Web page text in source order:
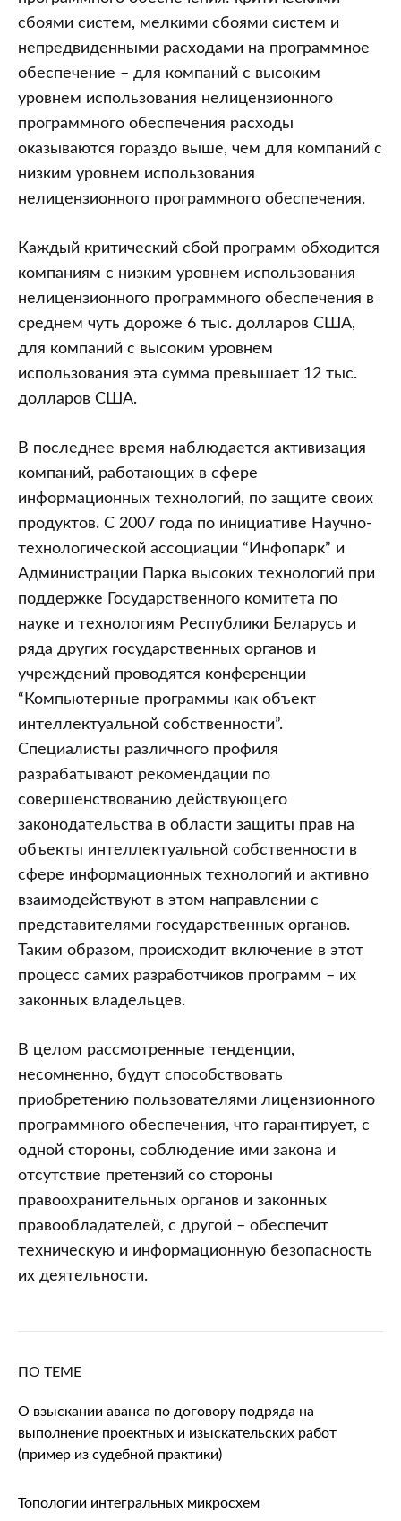
сбоями систем, мелкими сбоями систем и
непредвиденными расходами на программное
обеспечение – для компаний с высоким
уровнем использования нелицензионного
программного обеспечения расходы
оказываются гораздо выше, чем для компаний с
низким уровнем использования
нелицензионного программного обеспечения.
Каждый критический сбой программ обходится
компаниям с низким уровнем использования
нелицензионного программного обеспечения в
среднем чуть дороже 6 тыс. долларов США,
для компаний с высоким уровнем
использования эта сумма превышает 12 тыс.
долларов США.
В последнее время наблюдается активизация
компаний, работающих в сфере
информационных технологий, по защите своих
продуктов. С 2007 года по инициативе Научно-
технологической ассоциации “Инфопарк” и
Администрации Парка высоких технологий при
поддержке Государственного комитета по
науке и технологиям Республики Беларусь и
ряда других государственных органов и
учреждений проводятся конференции
“Компьютерные программы как объект
интеллектуальной собственности”.
Специалисты различного профиля
разрабатывают рекомендации по
совершенствованию действующего
законодательства в области защиты прав на
объекты интеллектуальной собственности в
сфере информационных технологий и активно
взаимодействуют в этом направлении с
представителями государственных органов.
Таким образом, происходит включение в этот
процесс самих разработчиков программ – их
законных владельцев.
В целом рассмотренные тенденции,
несомненно, будут способствовать
приобретению пользователями лицензионного
программного обеспечения, что гарантирует, с
одной стороны, соблюдение ими закона и
отсутствие претензий со стороны
правоохранительных органов и законных
правообладателей, с другой – обеспечит
техническую и информационную безопасность
их деятельности.
ПО ТЕМЕ
О взыскании аванса по договору подряда на
выполнение проектных и изыскательских работ
(пример из судебной практики)
Топологии интегральных микросхем